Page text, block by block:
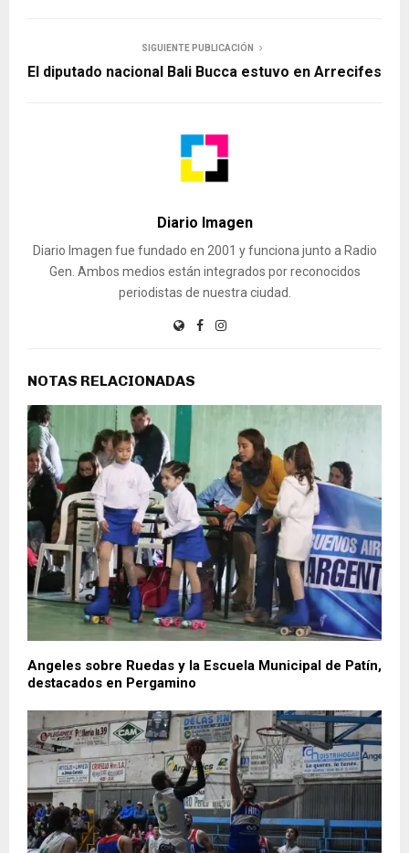
SIGUIENTE PUBLICACIÓN
El diputado nacional Bali Bucca estuvo en Arrecifes
Diario Imagen
Diario Imagen fue fundado en 2001 y funciona junto a Radio
Gen. Ambos medios están integrados por reconocidos
periodistas de nuestra ciudad.
NOTAS RELACIONADAS
Angeles sobre Ruedas y la Escuela Municipal de Patín,
destacados en Pergamino